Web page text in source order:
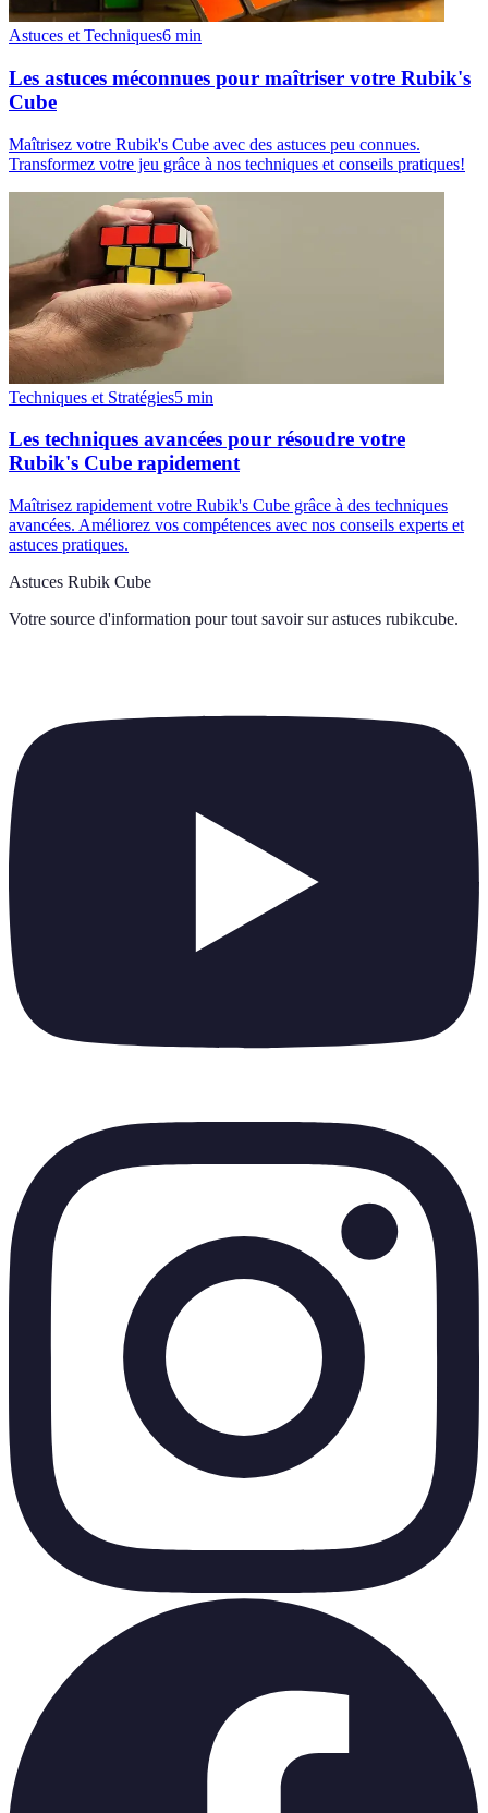
Astuces et Techniques6 min
Les astuces méconnues pour maîtriser votre Rubik's
Cube
Maîtrisez votre Rubik's Cube avec des astuces peu connues.
Transformez votre jeu grâce à nos techniques et conseils pratiques!
Techniques et Stratégies5 min
Les techniques avancées pour résoudre votre
Rubik's Cube rapidement
Maîtrisez rapidement votre Rubik's Cube grâce à des techniques
avancées. Améliorez vos compétences avec nos conseils experts et
astuces pratiques.
Astuces Rubik Cube
Votre source d'information pour tout savoir sur astuces rubikcube.